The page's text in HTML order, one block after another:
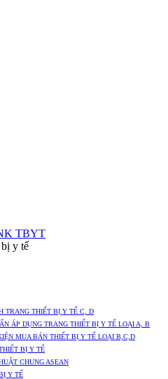
TBYT
y tế
TRANG THIẾT BỊ Y TẾ C, D
ÁP DỤNG TRANG THIẾT BỊ Y TẾ LOẠI A, B
MUA BÁN THIẾT BỊ Y TẾ LOẠI B,C,D
BỊ Y TẾ
CHUNG ASEAN
Y TẾ